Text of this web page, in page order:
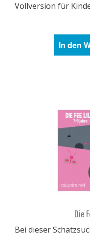
Vollversion für
In den
Die
Bei dieser